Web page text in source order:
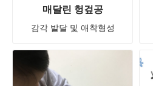
매달린 헝겊공
감각 발달 및 애착형성